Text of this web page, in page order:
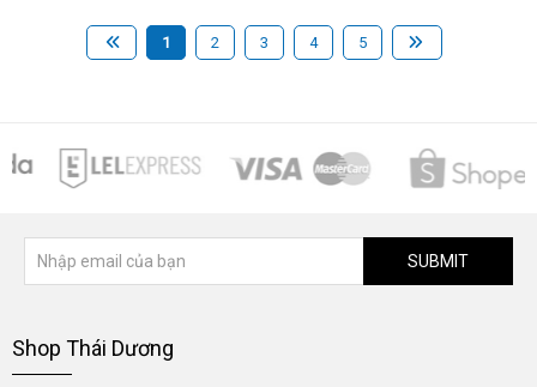
1 2 3 4 5
SUBMIT
Shop Thái Dương